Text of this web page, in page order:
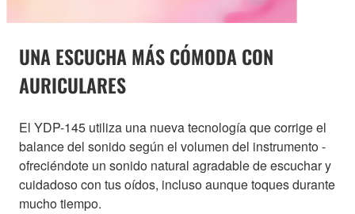
UNA ESCUCHA MÁS CÓMODA CON
AURICULARES
El YDP-145 utiliza una nueva tecnología que corrige el
balance del sonido según el volumen del instrumento -
ofreciéndote un sonido natural agradable de escuchar y
cuidadoso con tus oídos, incluso aunque toques durante
mucho tiempo.